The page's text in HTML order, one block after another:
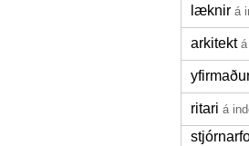
læknir á
arkitekt
ritari á